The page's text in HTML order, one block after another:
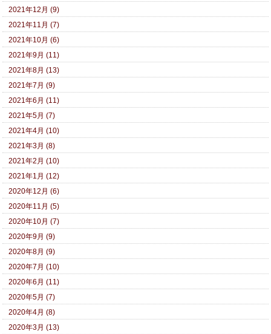
2021年12月 (9)
2021年11月 (7)
2021年10月 (6)
2021年9月 (11)
2021年8月 (13)
2021年7月 (9)
2021年6月 (11)
2021年5月 (7)
2021年4月 (10)
2021年3月 (8)
2021年2月 (10)
2021年1月 (12)
2020年12月 (6)
2020年11月 (5)
2020年10月 (7)
2020年9月 (9)
2020年8月 (9)
2020年7月 (10)
2020年6月 (11)
2020年5月 (7)
2020年4月 (8)
2020年3月 (13)